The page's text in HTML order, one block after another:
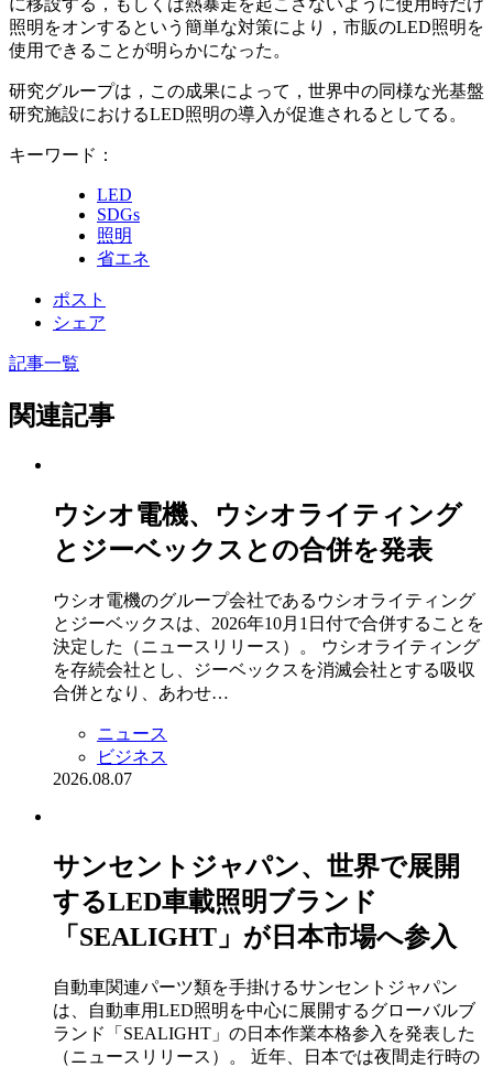
に移設する，もしくは熱暴走を起こさないように使用時だけ
照明をオンするという簡単な対策により，市販のLED照明を
使用できることが明らかになった。
研究グループは，この成果によって，世界中の同様な光基盤
研究施設におけるLED照明の導入が促進されるとしてる。
キーワード：
LED
SDGs
照明
省エネ
ポスト
シェア
記事一覧
関連記事
ウシオ電機、ウシオライティング
とジーベックスとの合併を発表
ウシオ電機のグループ会社であるウシオライティング
とジーベックスは、2026年10月1日付で合併することを
決定した（ニュースリリース）。 ウシオライティング
を存続会社とし、ジーベックスを消滅会社とする吸収
合併となり、あわせ…
ニュース
ビジネス
2026.08.07
サンセントジャパン、世界で展開
するLED車載照明ブランド
「SEALIGHT」が日本市場へ参入
自動車関連パーツ類を手掛けるサンセントジャパン
は、自動車用LED照明を中心に展開するグローバルブ
ランド「SEALIGHT」の日本作業本格参入を発表した
（ニュースリリース）。 近年、日本では夜間走行時の